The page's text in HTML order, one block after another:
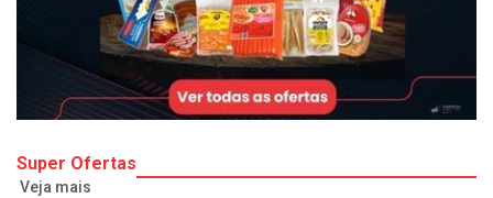
Super Ofertas
Veja mais